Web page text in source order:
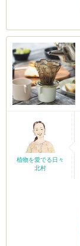
植物を愛でる日々
北村